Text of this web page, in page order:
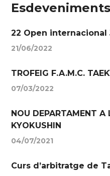
22 Open internacional
21/06/2022
TROFEIG F.A.M.C.
07/03/2022
NOU DEPARTAMENT A
KYOKUSHIN
04/07/2021
Curs d’arbitratge de